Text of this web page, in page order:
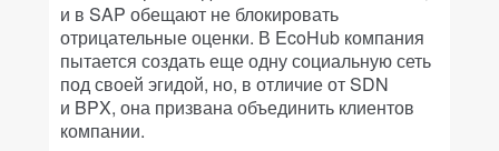
и в SAP обещают не блокировать
отрицательные оценки. В EcoHub компания
пытается создать еще одну социальную сеть
под своей эгидой, но, в отличие от SDN
и BPX, она призвана объединить клиентов
компании.